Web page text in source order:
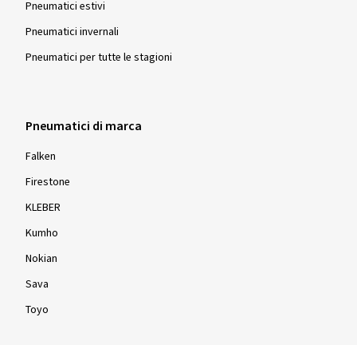
Pneumatici estivi
Pneumatici invernali
Pneumatici per tutte le stagioni
Pneumatici di marca
Falken
Firestone
KLEBER
Kumho
Nokian
Sava
Toyo